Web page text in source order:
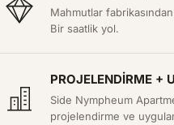
Mahmutlar
Bir saatlik yol.
PROJELENDIRME +
Side Nympheum
projelendirme ve